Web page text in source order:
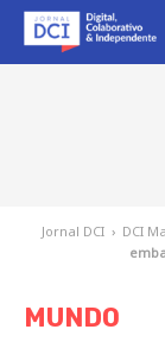
Jornal DCI › DCI
MUNDO